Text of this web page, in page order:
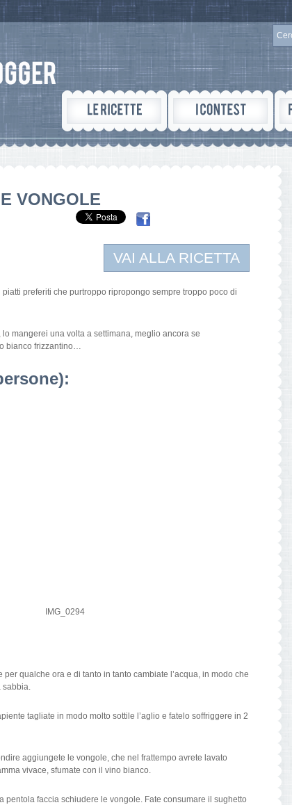
VONGOLE
VAI ALLA RICETTA
preferiti che purtroppo ripropongo sempre troppo poco di
mangerei una volta a settimana, meglio ancora se
bianco frizzantino…
qualche ora e di tanto in tanto cambiate l’acqua, in modo che
sabbia.
tagliate in modo molto sottile l’aglio e fatelo soffriggere in 2
aggiungete le vongole, che nel frattempo avrete lavato
vivace, sfumate con il vino bianco.
pentola faccia schiudere le vongole. Fate consumare il sughetto